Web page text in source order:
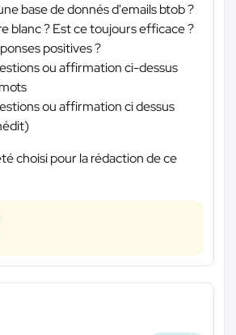
base de donnés d'emails btob ?
blanc ? Est ce toujours efficace ?
positives ?
ou affirmation ci-dessus
ou affirmation ci dessus
choisi pour la rédaction de ce